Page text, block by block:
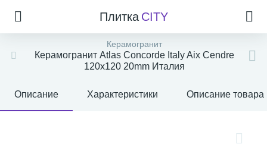
Плитка CITY
Керамогранит
Керамогранит Atlas Concorde Italy Aix Cendre
120x120 20mm Италия
Описание Характеристики Описание товара